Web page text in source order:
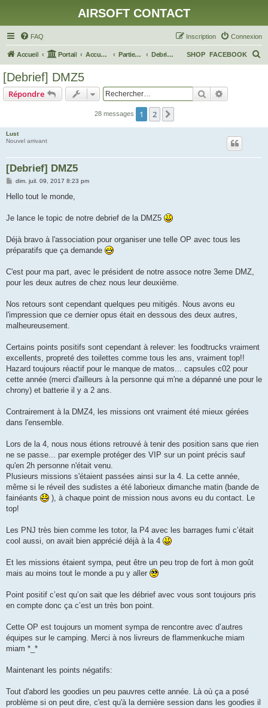
AIRSOFT CONTACT
FAQ Connexion
Inscription
Accueil Portail Accueil du forum Parties, Games, OP, événements... Debriefing FACEBOOK
SHOP
[Debrief] DMZ5
Répondre Rechercher
28 messages 1 2
Lust
Nouvel arrivant
[Debrief] DMZ5
M
s
g
dim. juil. 09, 2017 8:23 pm
Hello tout le monde,
Je lance le topic de notre debrief de la DMZ5
Déjà bravo à l'association pour organiser une telle OP avec tous les
préparatifs que ça demande
C'est pour ma part, avec le président de notre assoce notre 3eme DMZ,
pour les deux autres de chez nous leur deuxième.
Nos retours sont cependant quelques peu mitigés. Nous avons eu
l'impression que ce dernier opus était en dessous des deux autres,
malheureusement.
Certains points positifs sont cependant à relever: les foodtrucks vraiment
excellents, propreté des toilettes comme tous les ans, vraiment top!!
Hazard toujours réactif pour le manque de matos... capsules c02 pour
cette année (merci d'ailleurs à la personne qui m'ne a dépanné une pour le
chrony) et batterie il y a 2 ans.
Contrairement à la DMZ4, les missions ont vraiment été mieux gérées
dans l'ensemble.
Lors de la 4, nous nous étions retrouvé à tenir des position sans que rien
ne se passe... par exemple protéger des VIP sur un point précis sauf
qu'en 2h personne n'était venu.
Plusieurs missions s'étaient passées ainsi sur la 4. La cette année,
même si le réveil des sudistes a été laborieux dimanche matin (bande de
fainéants
), à chaque point de mission nous avons eu du contact. Le
top!
Les PNJ très bien comme les totor, la P4 avec les barrages fumi c’était
cool aussi, on avait bien apprécié déjà à la 4
Et les missions étaient sympa, peut être un peu trop de fort à mon goût
mais au moins tout le monde a pu y aller
Point positif c’est qu’on sait que les débrief avec vous sont toujours pris
en compte donc ça c’est un très bon point.
Cette OP est toujours un moment sympa de rencontre avec d’autres
équipes sur le camping. Merci à nos livreurs de flammenkuche miam
miam *_*
Maintenant les points négatifs:
Tout d'abord les goodies un peu pauvres cette année. Là où ça a posé
problème si on peut dire, c'est qu'à la dernière session dans les goodies il